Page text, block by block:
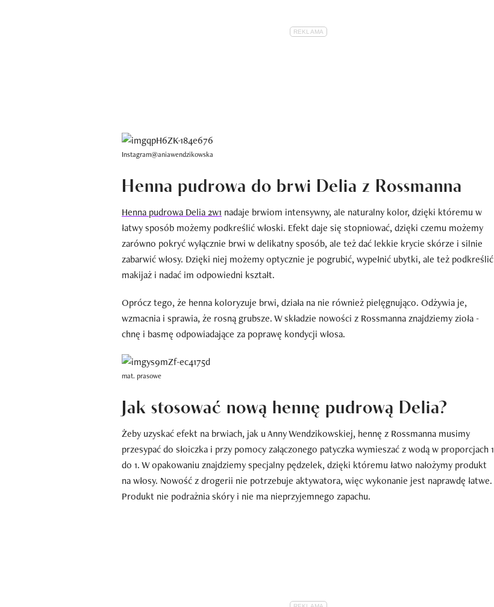
Instagram@aniawendzikowska
Henna pudrowa do brwi Delia z Rossmanna
Henna pudrowa Delia 2w1 nadaje brwiom intensywny, ale naturalny kolor, dzięki któremu w
łatwy sposób możemy podkreślić włoski. Efekt daje się stopniować, dzięki czemu możemy
zarówno pokryć wyłącznie brwi w delikatny sposób, ale też dać lekkie krycie skórze i silnie
zabarwić włosy. Dzięki niej możemy optycznie je pogrubić, wypełnić ubytki, ale też podkreślić
makijaż i nadać im odpowiedni kształt.
Oprócz tego, że henna koloryzuje brwi, działa na nie również pielęgnująco. Odżywia je,
wzmacnia i sprawia, że rosną grubsze. W składzie nowości z Rossmanna znajdziemy zioła -
chnę i basmę odpowiadające za poprawę kondycji włosa.
mat. prasowe
Jak stosować nową hennę pudrową Delia?
Żeby uzyskać efekt na brwiach, jak u Anny Wendzikowskiej, hennę z Rossmanna musimy
przesypać do słoiczka i przy pomocy załączonego patyczka wymieszać z wodą w proporcjach 1
do 1. W opakowaniu znajdziemy specjalny pędzelek, dzięki któremu łatwo nałożymy produkt
na włosy. Nowość z drogerii nie potrzebuje aktywatora, więc wykonanie jest naprawdę łatwe.
Produkt nie podrażnia skóry i nie ma nieprzyjemnego zapachu.